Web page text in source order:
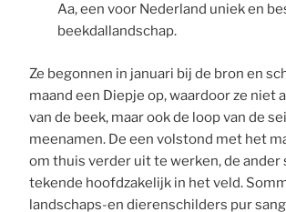
Aa, een voor Nederland uniek en
beekdallandschap.
Ze begonnen in januari bij de bron en
maand een Diepje op, waardoor ze niet
van de beek, maar ook de loop van de
meenamen. De een volstond met het
om thuis verder uit te werken, de
tekende hoofdzakelijk in het veld.
landschaps-en dierenschilders pur